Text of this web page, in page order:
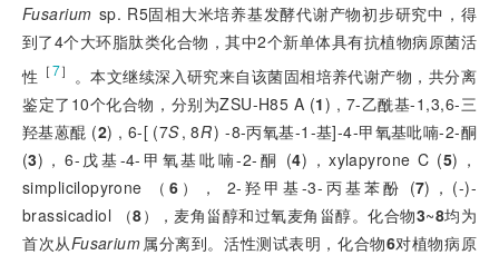
Fusarium sp. R5固相大米培养基发酵代谢产物初步研究中，得
到了4个大环脂肽类化合物，其中2个新单体具有抗植物病原菌活
性 ［7］
。本文继续深入研究来自该菌固相培养代谢产物，共分离
鉴定了10个化合物，分别为ZSU-H85 A (1) , 7-乙酰基-1,3,6-三
羟基蒽醌 (2) , 6-[ (7S, 8R) -8-丙氧基-1-基]-4-甲氧基吡喃-2-酮
(3)，6-戊基-4-甲氧基吡喃-2-酮 (4)，xylapyrone C (5)，
simplicilopyrone （ 6 ）， 2-羟甲基-3-丙基苯酚 (7)，(-)-
brassicadiol （8），麦角甾醇和过氧麦角甾醇。化合物3~8均为
首次从Fusarium 属分离到。活性测试表明，化合物6对植物病原